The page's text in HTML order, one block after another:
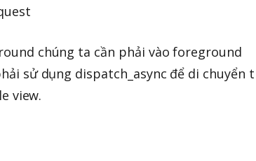
chúng ta cần phải vào foreground
sử dụng dispatch_async để di chuyển
view.